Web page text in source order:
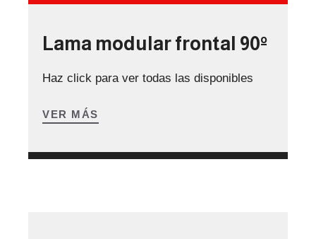
Lama modular frontal 90º
Haz click para ver todas las disponibles
VER MÁS